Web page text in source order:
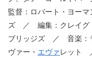
監督：ロバート・ヨー
ズ ／ 編集：クレイグ
ブリッジズ ／ 音楽：
ヴァー・ エヴァレット